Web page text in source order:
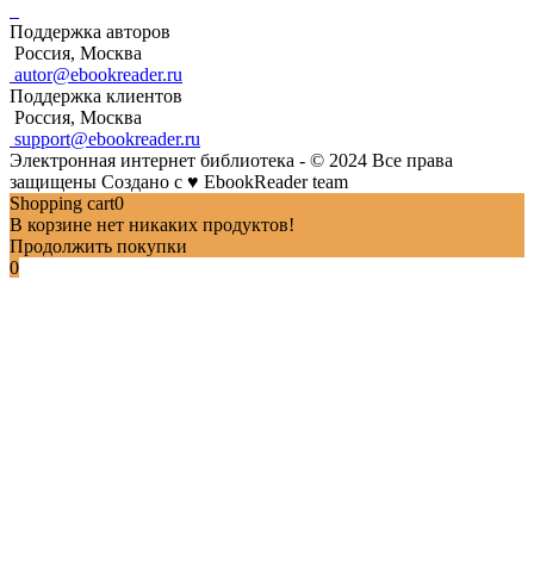
Поддержка авторов
Россия, Москва
autor@ebookreader.ru
Поддержка клиентов
Россия, Москва
support@ebookreader.ru
Электронная интернет библиотека - © 2024 Все права
защищены Создано с ♥ EbookReader team
Shopping cart0
В корзине нет никаких продуктов!
Продолжить покупки
0